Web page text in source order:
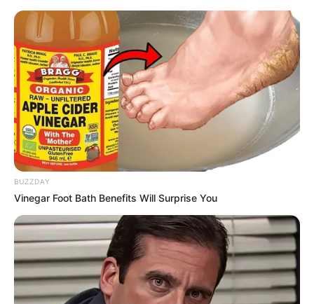
o que fazer com papel crepom
Decoração com Papel
Crepom: 24 Ideias com
Passo a Passos Incríveis
BUZZDAY
Vinegar Foot Bath Benefits Will Surprise You